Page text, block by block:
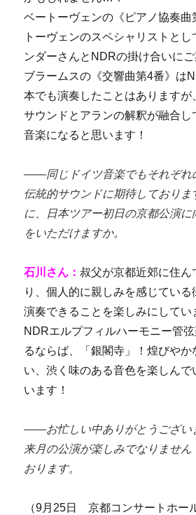
ベートーヴェンの《ピアノ協奏曲
トーヴェンのスペシャリストと
ンダーさんとNDRの掛け合いにご
ブラームスの《交響曲第4番》は
本でも演奏したことはありますが
サウンドとアランの解釈が融合し
音楽になると思います！
――同じドイツ音楽でもそれぞれ
伝統的サウンドに期待しており
に、日本ツアー初日の京都公演
をいただけますか。
石川さん：叔父が京都近郊に住ん
り、個人的に親しみを感じている
演奏できることを楽しみにしてい
NDRエルプフィルハーモニー管
るならば、「銀閣寺」！煌びやか
い、渋く味のある音色を楽しんで
います！
――お忙しい中ありがとうござい
来月の公演が楽しみでなりませ
おります。
（9月25日 京都コンサートホー